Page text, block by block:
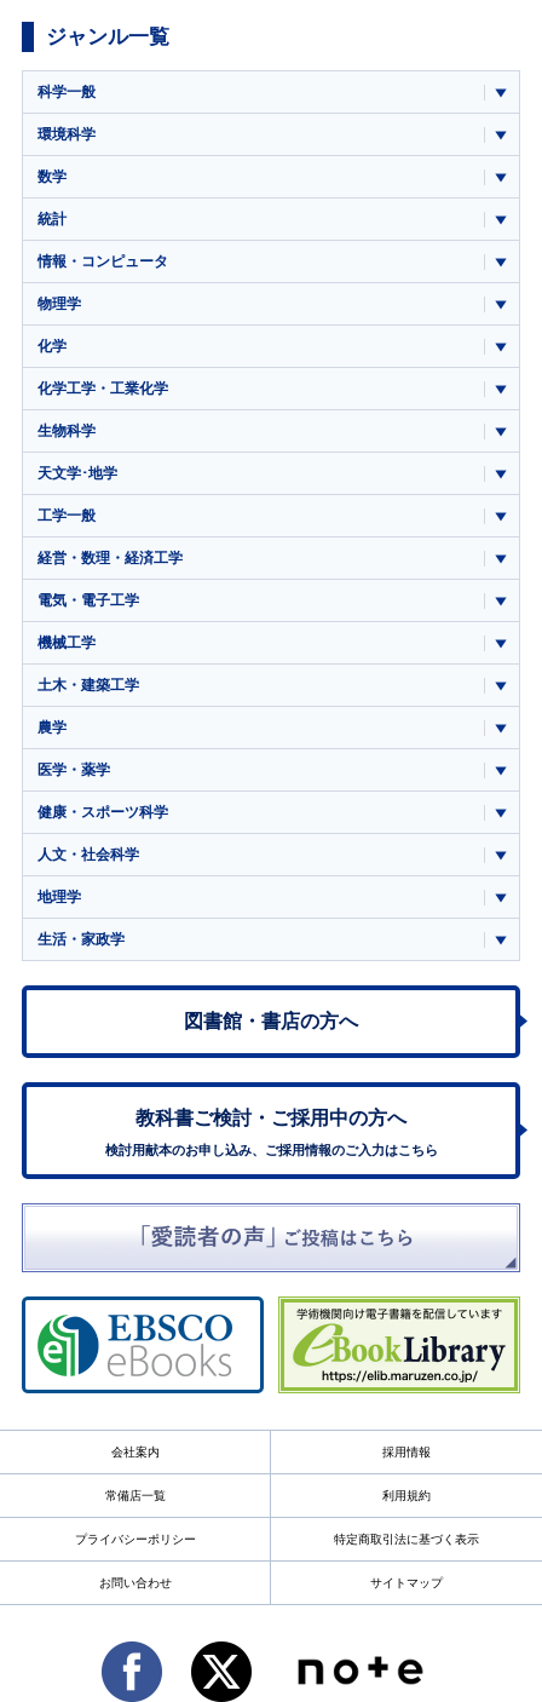
ジャンル一覧
科学一般
環境科学
数学
統計
情報・コンピュータ
物理学
化学
化学工学・工業化学
生物科学
天文学･地学
工学一般
経営・数理・経済工学
電気・電子工学
機械工学
土木・建築工学
農学
医学・薬学
健康・スポーツ科学
人文・社会科学
地理学
生活・家政学
図書館・書店の方へ
教科書ご検討・ ご採用中の方へ
検討用献本のお申し込み、ご採用情報のご入力はこちら
会社案内 採用情報
常備店一覧 利用規約
プライバシーポリシー 特定商取引法に基づく表示
お問い合わせ サイトマップ